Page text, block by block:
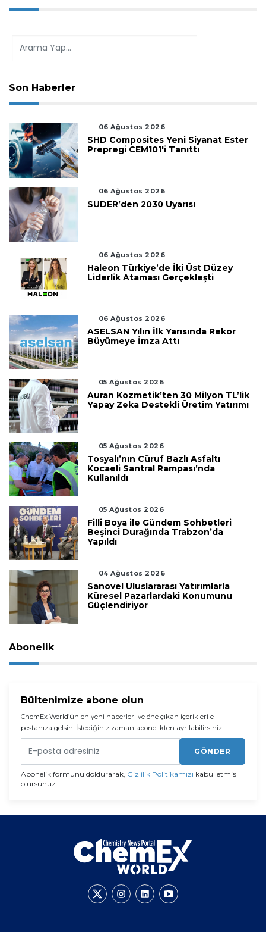
Son Haberler
06 Ağustos 2026
SHD Composites Yeni Siyanat Ester
Prepregi CEM101'i Tanıttı
06 Ağustos 2026
SUDER’den 2030 Uyarısı
06 Ağustos 2026
Haleon Türkiye’de İki Üst Düzey
Liderlik Ataması Gerçekleşti
06 Ağustos 2026
ASELSAN Yılın İlk Yarısında Rekor
Büyümeye İmza Attı
05 Ağustos 2026
Auran Kozmetik’ten 30 Milyon TL’lik
Yapay Zeka Destekli Üretim Yatırımı
05 Ağustos 2026
Tosyalı’nın Cüruf Bazlı Asfaltı
Kocaeli Santral Rampası’nda
Kullanıldı
05 Ağustos 2026
Filli Boya ile Gündem Sohbetleri
Beşinci Durağında Trabzon’da
Yapıldı
04 Ağustos 2026
Sanovel Uluslararası Yatırımlarla
Küresel Pazarlardaki Konumunu
Güçlendiriyor
Abonelik
Bültenimize abone olun
ChemEx World’ün en yeni haberleri ve öne çıkan içerikleri e-
postanıza gelsin. İstediğiniz zaman abonelikten ayrılabilirsiniz.
GÖNDER
Abonelik formunu doldurarak, Gizlilik Politikamızı kabul etmiş
olursunuz.